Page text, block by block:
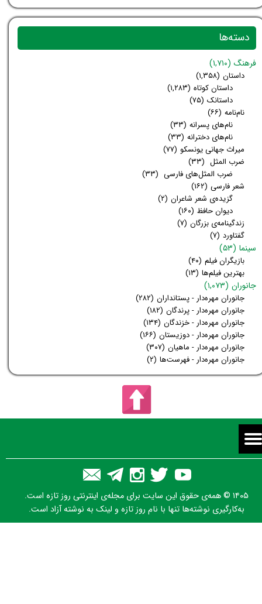
دسته‌ها
فرهنگ (۱,۷۱۰)
داستان (۱,۳۵۸)
داستان کوتاه (۱,۲۸۳)
داستانک (۷۵)
نام‌نامه (۶۶)
نام‌های پسرانه (۳۳)
نام‌های دخترانه (۳۳)
میراث جهانی یونسکو (۷۷)
ضرب المثل (۳۳)
ضرب المثل‌های فارسی (۳۳)
شعر فارسی (۱۶۲)
گزیده‌ی شعر شاعران (۲)
دیوان حافظ (۱۶۰)
زندگینامه‌ی بزرگان (۷)
گفتاورد (۷)
سینما (۵۳)
بازیگران فیلم (۴۰)
بهترین فیلم‌ها (۱۳)
جانوران (۱,۰۷۳)
جانوران مهره‌دار - پستانداران (۲۸۲)
جانوران مهره‌دار - پرندگان (۱۸۲)
جانوران مهره‌دار - خزندگان (۱۳۴)
جانوران مهره‌دار - دوزیستان (۱۶۶)
جانوران مهره‌دار - ماهیان (۳۰۷)
جانوران مهره‌دار - فهرست‌ها (۲)
۱۴۰۵ © همه‌ی حقوق این سایت برای مجله‌ی اینترنتی روز تازه است.
به‌کارگیری نوشته‌ها تنها با نام روز تازه و لینک به نوشته آزاد است.